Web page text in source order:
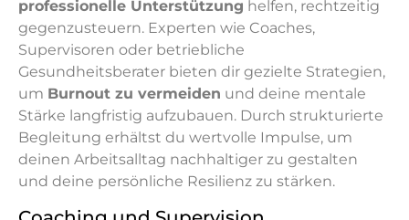
professionelle Unterstützung helfen, rechtzeitig
gegenzusteuern. Experten wie Coaches,
Supervisoren oder betriebliche
Gesundheitsberater bieten dir gezielte Strategien,
um Burnout zu vermeiden und deine mentale
Stärke langfristig aufzubauen. Durch strukturierte
Begleitung erhältst du wertvolle Impulse, um
deinen Arbeitsalltag nachhaltiger zu gestalten
und deine persönliche Resilienz zu stärken.